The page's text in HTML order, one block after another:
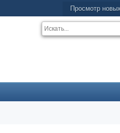
Просмотр